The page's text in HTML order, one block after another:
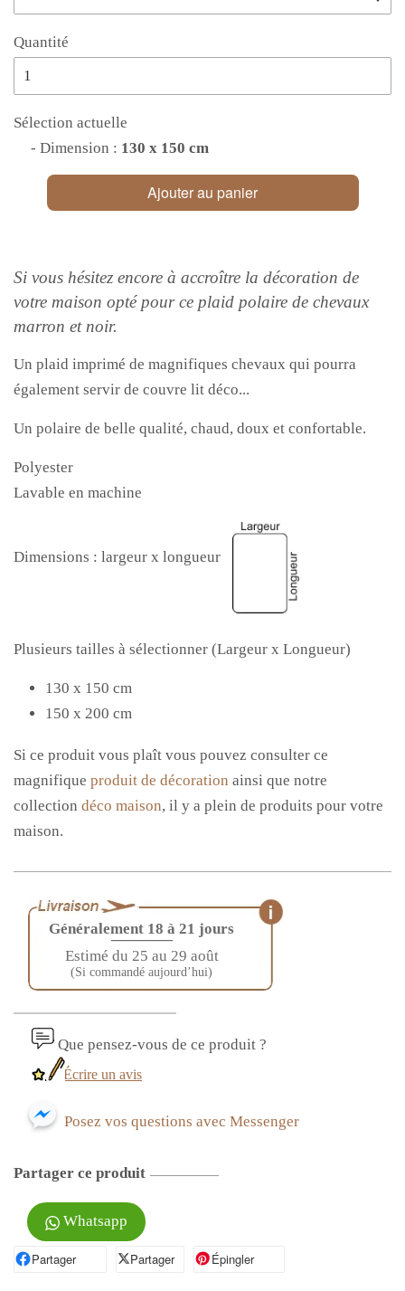
Quantité
Sélection actuelle
- Dimension : 130 x 150 cm
Ajouter au panier
Si vous hésitez encore à accroître la décoration de
votre maison opté pour ce plaid polaire de chevaux
marron et noir.
Un plaid imprimé de magnifiques chevaux qui pourra
également servir de couvre lit déco...
Un polaire de belle qualité, chaud, doux et confortable.
Polyester
Lavable en machine
Dimensions : largeur x longueur
Plusieurs tailles à sélectionner (Largeur x Longueur)
130 x 150 cm
150 x 200 cm
Si ce produit vous plaît vous pouvez consulter ce
magnifique produit de décoration ainsi que notre
collection déco maison, il y a plein de produits pour votre
maison.
Généralement 18 à 21 jours
————
Estimé du 25 au 29 août
(Si commandé aujourd’hui)
Que pensez-vous de ce produit ?
Écrire un avis
Posez vos questions avec Messenger
Partager ce produit
Whatsapp
PartagerPartager sur Facebook
Partager
Partager sur XÉpinglerÉpingler sur Pinterest